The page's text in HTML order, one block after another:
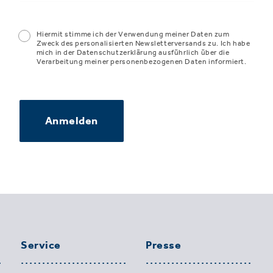
Hiermit stimme ich der Verwendung meiner Daten zum
Zweck des personalisierten Newsletterversands zu. Ich habe
mich in der Datenschutzerklärung ausführlich über die
Verarbeitung meiner personenbezogenen Daten informiert.
Anmelden
Service Presse